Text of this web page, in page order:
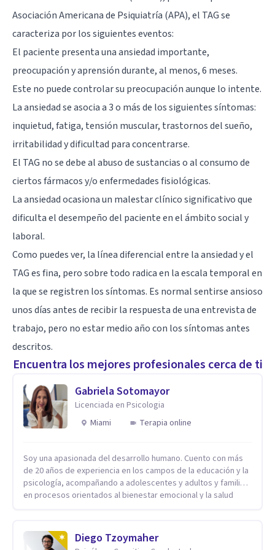
Asociación Americana de Psiquiatría (APA), el TAG se
caracteriza por los siguientes eventos:
El paciente presenta una ansiedad importante,
preocupación y aprensión durante, al menos, 6 meses.
Este no puede controlar su preocupación aunque lo intente.
La ansiedad se asocia a 3 o más de los siguientes síntomas:
inquietud, fatiga, tensión muscular, trastornos del sueño,
irritabilidad y dificultad para concentrarse.
El TAG no se debe al abuso de sustancias o al consumo de
ciertos fármacos y/o enfermedades fisiológicas.
La ansiedad ocasiona un malestar clínico significativo que
dificulta el desempeño del paciente en el ámbito social y
laboral.
Como puedes ver, la línea diferencial entre la ansiedad y el
TAG es fina, pero sobre todo radica en la escala temporal en
la que se registren los síntomas. Es normal sentirse ansioso
unos días antes de recibir la respuesta de una entrevista de
trabajo, pero no estar medio año con los síntomas antes
descritos.
Encuentra los mejores profesionales cerca de ti
Gabriela Sotomayor
Licenciada en Psicologia
Miami
Terapia online
Soy una apasionada del desarrollo humano. Cuento con más
de 20 años de experiencia en los campos de la educación y la
psicología, acompañando a adolescentes y adultos y familias
en procesos orientados al bienestar emocional y la salud
sentido. Considero que esto es posible cuando
desarrollamos una mayor conciencia de nuestro mundo
Diego Tzoymaher